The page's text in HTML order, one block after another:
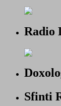
Radio
Sfinti